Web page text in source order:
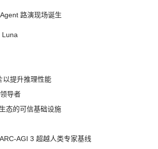
路演现场诞生
Luna
以提升推理性能
导者
态的可信基础设施
AGI 3 超越人类专家基线